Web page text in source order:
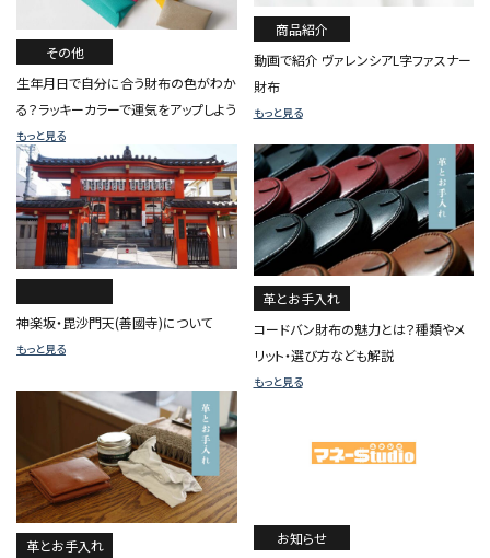
その他
生年月日で自分に合う財布の色がわか
る？ラッキーカラーで運気をアップしよう
もっと見る
商品紹介
動画で紹介 ヴァレンシアL字ファスナー
財布
もっと見る
神楽坂・毘沙門天(善國寺)について
もっと見る
革とお手入れ
コードバン財布の魅力とは？種類やメ
リット・選び方なども解説
もっと見る
革とお手入れ
お知らせ